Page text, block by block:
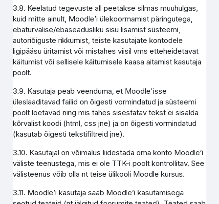
3.8. Keelatud tegevuste all peetakse silmas muuhulgas,
kuid mitte ainult, Moodle’i ülekoormamist päringutega,
ebaturvalise/ebaseadusliku sisu lisamist süsteemi,
autoriõiguste rikkumist, teiste kasutajate kontodele
ligipääsu üritamist või mistahes viisil vms etteheidetavat
käitumist või sellisele käitumisele kaasa aitamist kasutaja
poolt.
3.9. Kasutaja peab veenduma, et Moodle'isse
üleslaaditavad failid on õigesti vormindatud ja süsteemi
poolt loetavad ning mis tahes sisestatav tekst ei sisalda
kõrvalist koodi (html, css jne) ja on õigesti vormindatud
(kasutab õigesti tekstifiltreid jne).
3.10. Kasutajal on võimalus liidestada oma konto Moodle’i
väliste teenustega, mis ei ole TTK-i poolt kontrollitav. See
välisteenus võib olla nt teise ülikooli Moodle kursus.
3.11. Moodle’i kasutaja saab Moodle’i kasutamisega